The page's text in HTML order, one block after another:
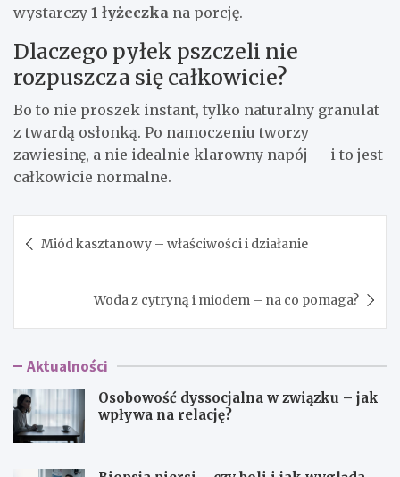
wystarczy 1 łyżeczka na porcję.
Dlaczego pyłek pszczeli nie
rozpuszcza się całkowicie?
Bo to nie proszek instant, tylko naturalny granulat
z twardą osłonką. Po namoczeniu tworzy
zawiesinę, a nie idealnie klarowny napój — i to jest
całkowicie normalne.
wpisu
Miód kasztanowy – właściwości i działanie
Woda z cytryną i miodem – na co pomaga?
Aktualności
Osobowość dyssocjalna w związku – jak
wpływa na relację?